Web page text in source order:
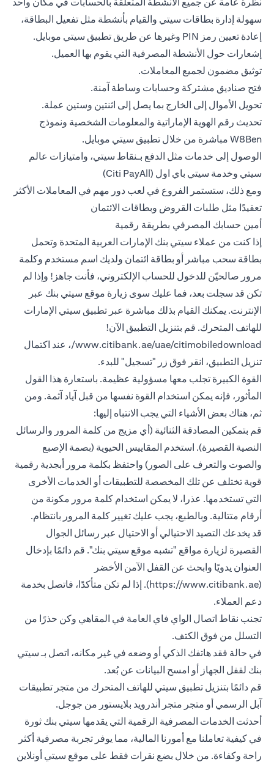
سهولة إدارة بطاقات سيتي والقيام بأنشطة مثل تفعيل البطاقة،
إعادة تعيين رمز PIN وغيرها عن طريق تطبيق سيتي موبايل.
إشعارات حول الأنشطة المصرفية التي يقوم بها العميل.
توثيق مضمون لجميع المعاملات.
فتح صناديق مشتركة وحسابات وساطة آمنة.
تحويل الأموال إلى الخارج بما يصل إلى اثنتين وستين عملة.
تحديث رقم الهوية الإماراتية والمعلومات الشخصية ونموذج
W8Ben مباشرة من خلال تطبيق سيتي موبايل.
الوصول إلى خدمات مثل الدفع بـنقاط سيتي، وامتيازات عالم
سيتي وخدمة سيتي باي اول (Citi PayAll)
ومع ذلك، ستستمر الفروع في لعب دور مهم في المعاملات الأكثر
تعقيدًا مثل طلبات القروض وبطاقات الائتمان
أمين حسابك المصرفي بطريقة رقمية
إذا كنت من عملاء سيتي بنك الإمارات العربية المتحدة وتحمل
بطاقة سحب مباشر أو بطاقة ائتمان ولديك اسم مستخدم وكلمة
مرور صالحيّن للدخول للحساب الإلكتروني، فأنت جاهز! وإذا لم
تكن قد سجلت بعد، فما عليك سوى زيارة موقع سيتي بنك عبر
الإنترنت. يمكنك القيام بذلك مباشرة عبر تطبيق سيتي الإمارات
للهاتف المتحرك. قم بتنزيل التطبيق الآن!
www.citibank.ae/uae/citimobiledownload/، عند اكتمال
تنزيل التطبيق، انقر فوق زر "تسجيل" للبدء.
القوة الكبيرة تجلب معها مسؤولية عظيمة. باستعارة هذا القول
المأثور، فإنه يمكن استخدام القوة نفسها من قبل آياد آثمة. ومن
ثم، هناك بعض الأشياء التي يجب الانتباه إليها:
قم بتمكين المصادقة الثنائية (أي مزيج من كلمة المرور والرسائل
النصية القصيرة). استخدم المقاييس الحيوية (بصمة الإصبع
والصوت والتعرف على الصور) واحتفظ بكلمة مرور أبجدية رقمية
قوية تختلف عن تلك المخصصة للتطبيقات أو الخدمات الأخرى
التي تستخدمها. عذرا، لا يمكن استخدام كلمة مرور مكونة من
أرقام متتالية. وبالطبع، يجب عليك تغيير كلمة المرور بانتظام.
قد يخدعك التصيد الاحتيالي أو الاحتيال عبر رسائل الجوال
القصيرة لزيارة مواقع "تشبه موقع سيتي بنك". قم دائمًا بإدخال
العنوان يدويًا وابحث عن القفل الآمن الأخضر
(https://www.citibank.ae). إذا لم تكن متأكدًا، فاتصل بخدمة
دعم العملاء.
تجنب نقاط اتصال الواي فاي العامة في المقاهي وكن حذرًا من
التسلل من فوق الكتف.
في حالة فقد هاتفك الذكي أو وضعه في غير مكانه، اتصل بـ سيتي
بنك لقفل الجهاز أو امسح البيانات عن بُعد.
قم دائمًا بتنزيل تطبيق سيتي للهاتف المتحرك من متجر تطبيقات
آبل الرسمي أو متجر متجر أندرويد بلايستور من جوجل.
أحدثت الخدمات المصرفية الرقمية التي يقدمها سيتي بنك ثورة
في كيفية تعاملنا مع أمورنا المالية، مما يوفر تجربة مصرفية أكثر
راحة وكفاءة. من خلال بضع نقرات فقط على موقع سيتي أونلاين